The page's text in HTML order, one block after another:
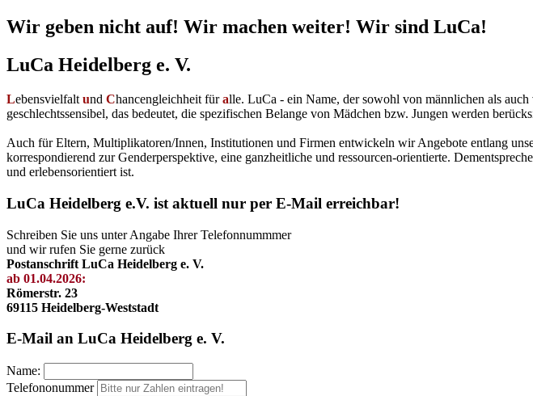
Wir geben nicht auf! Wir machen weiter! Wir sind LuCa!
LuCa Heidelberg e. V.
Lebensvielfalt und Chancengleichheit füralle. LuCa - ein Name, der sowohl von männlichen als
geschlechtssensibel, das bedeutet, die spezifischen Belange von Mädchen bzw. Jungen werden
Auch für Eltern, Multiplikatoren/Innen, Institutionen und Firmen entwickeln wir Angebote entlang
korrespondierend zur Genderperspektive, eine ganzheitliche und ressourcen-orientierte.
und erlebensorientiert ist.
LuCa Heidelberg e.V. ist aktuell nur per E-Mail erreichbar!
Schreiben Sie uns unter Angabe Ihrer Telefonnummmer
und wir rufen Sie gerne zurück
Postanschrift LuCa Heidelberg e. V.
ab 01.04.2026:
Römerstr. 23
69115 Heidelberg-Weststadt
E-Mail an LuCa Heidelberg e. V.
Name:
Telefononummer